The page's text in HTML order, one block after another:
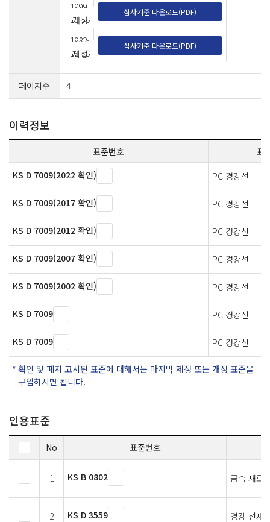
1999-
11-30
개정
심사기준 다운로드(PDF)
1982-
12-15
제정
심사기준 다운로드(PDF)
페이지수 4
이력정보
표준번호
표
KS D 7009(2022 확인)
PC 경강선
KS D 7009(2017 확인) PC 경강선
KS D 7009(2012 확인) PC 경강선
KS D 7009(2007 확인) PC 경강선
KS D 7009(2002 확인) PC 경강선
KS D 7009 PC 경강선
KS D 7009 PC 경강선
확인 및 폐지 고시된 표준에 대해서는 마지막 제정 또는 개정 표준을
구입하시면 됩니다.
인용표준
No 표준번호
1 KS B 0802 금속 재료
2 KS D 3559 경강 선재